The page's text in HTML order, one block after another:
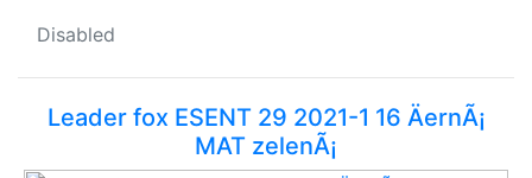
Galaxy
MMR
Disabled
Leader fox ESENT 29 2021-1 16 ÄernÃ¡
MAT zelenÃ¡